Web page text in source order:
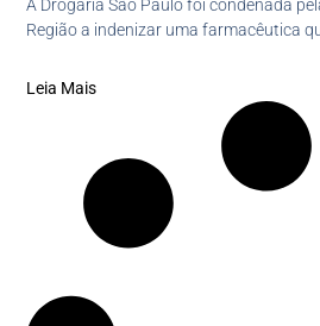
A Drogaria São Paulo foi condenada
Região a indenizar uma farmacêutica
Leia Mais